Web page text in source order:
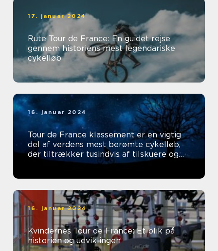
17. januar 2024
Rute Tour de France: En guidet rejse
gennem historiens mest legendariske
cykelløb
16. januar 2024
Tour de France klassement er en vigtig
del af verdens mest berømte cykelløb,
der tiltrækker tusindvis af tilskuere og
tv-seere hvert år
16. januar 2024
Kvindernes Tour de France: Et blik på
historien og udviklingen